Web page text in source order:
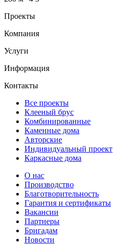
Проекты
Компания
Услуги
Информация
Контакты
Все проекты
Клееный брус
Комбинированные
Каменные дома
Авторские
Индивидуальный проект
Каркасные дома
О нас
Производство
Благотворительность
Гарантия и сертификаты
Вакансии
Партнеры
Бригадам
Новости